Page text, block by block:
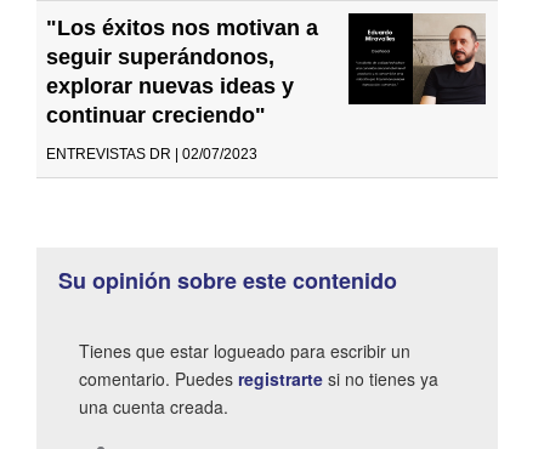
"Los éxitos nos motivan a
seguir superándonos,
explorar nuevas ideas y
continuar creciendo"
ENTREVISTAS DR | 02/07/2023
Su opinión sobre este contenido
Tienes que estar logueado para escribir un
comentario. Puedes registrarte si no tienes ya
una cuenta creada.